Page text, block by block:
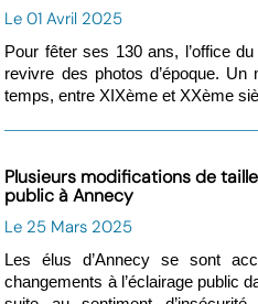
Le 01 Avril 2025
Pour fêter ses 130 ans, l’office
revivre des photos d’époque.
temps, entre XIXème et XXème
Plusieurs modifications de
public à Annecy
Le 25 Mars 2025
Les élus d’Annecy se sont
changements à l’éclairage public